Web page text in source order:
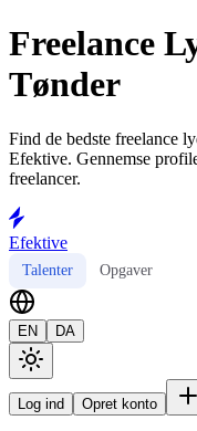
Freelance
Tønder
Find de bedste freelance
Efektive. Gennemse
freelancer.
Efektive
Talenter Opgaver
EN DA
Log ind Opret konto